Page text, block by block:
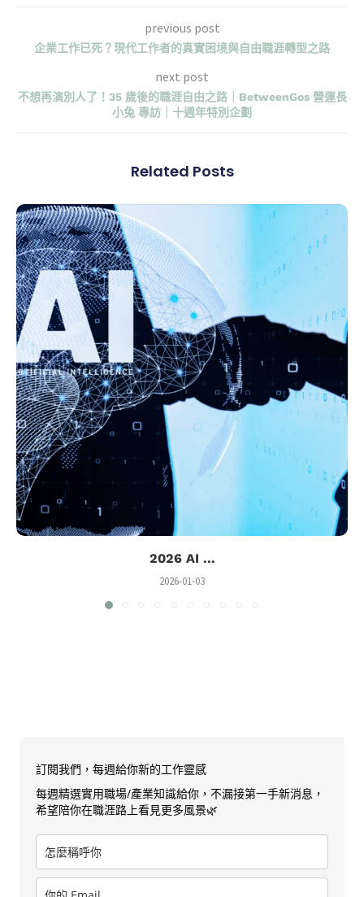
previous post
企業工作已死？現代工作者的真實困境與自由職涯轉型之路
next post
不想再演別人了！35 歲後的職涯自由之路｜BetweenGos 營運長
小兔 專訪｜十週年特別企劃
Related Posts
2026 AI ...
2026-01-03
訂閱我們，每週給你新的工作靈感
每週精選實用職場/產業知識給你，不漏接第一手新消息，
希望陪你在職涯路上看見更多風景🌿